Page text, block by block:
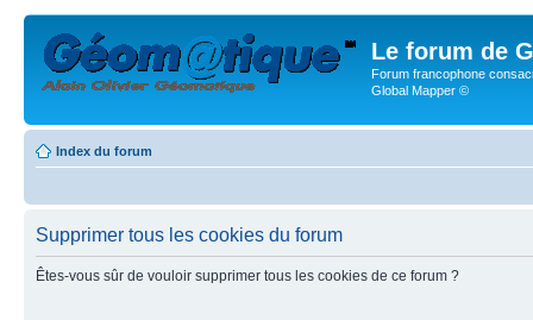
Le forum de
Forum francophone
Global Mapper ©
Index du forum
Supprimer tous les cookies du forum
Êtes-vous sûr de vouloir supprimer tous les cookies de ce forum ?